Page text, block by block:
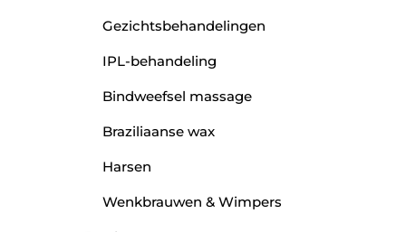
Gezichtsbehandelingen
IPL-behandeling
Bindweefsel massage
Braziliaanse wax
Harsen
Wenkbrauwen & Wimpers